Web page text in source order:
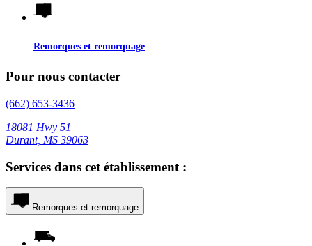
Remorques et remorquage
Pour nous contacter
(662) 653-3436
18081 Hwy 51
Durant, MS 39063
Services dans cet établissement :
Remorques et remorquage